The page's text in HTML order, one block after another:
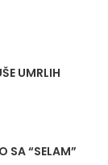
UMRLIH
SA “SELAM”